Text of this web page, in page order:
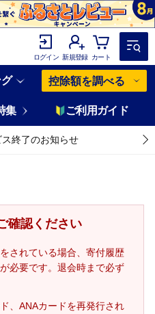
ログイン 新規登録 カート
控除額を調べる
集 ご利用ガイド
終了のお知らせ
確認ください
されている場合、寄付履歴
必要です。退会時まで必ず
、ANAカードを再発行され